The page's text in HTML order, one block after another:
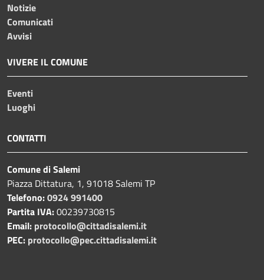
Notizie
Comunicati
Avvisi
VIVERE IL COMUNE
Eventi
Luoghi
CONTATTI
Comune di Salemi
Piazza Dittatura, 1, 91018 Salemi TP
Telefono:0924 991400
Partita IVA:00239730815
Email: protocollo@cittadisalemi.it
PEC: protocollo@pec.cittadisalemi.it